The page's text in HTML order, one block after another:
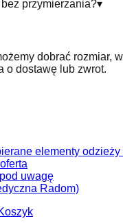
przymierzania?▾
dobrać rozmiar,
o dostawę lub zwrot.
elementy odzieży
uwagę
Radom)